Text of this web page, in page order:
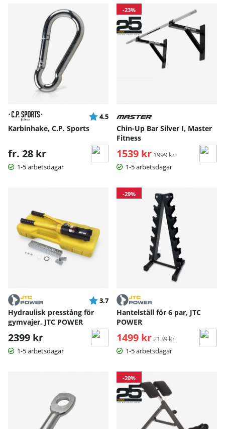
Betyg:
4.5 utav 5 stjärnor
Karbinhake, C.P. Sports
fr. 28 kr
1-5 arbetsdagar
-23%
Chin-Up Bar Silver I, Master
Fitness
1539 kr Ordinarie pris:
1999 kr
1-5 arbetsdagar
Betyg:
3.7 utav 5 stjärnor
Hydraulisk presstång för
gymvajer, JTC POWER
2399 kr
1-5 arbetsdagar
-29%
Hantelställ för 6 par, JTC
POWER
1499 kr Ordinarie pris:
2139 kr
1-5 arbetsdagar
-20%